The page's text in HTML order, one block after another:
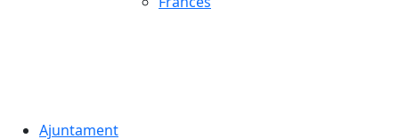
Ajuntament